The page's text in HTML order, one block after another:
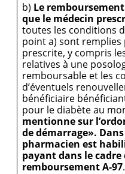
b) Le
que le médecin
toutes les conditions
point a) sont
prescrite, y compris
relatives à une
remboursable et les
d’éventuels
bénéficiaire
pour le diabète au
mentionne sur
de démarrage».
pharmacien est
payant dans le cadre
remboursement A-97.